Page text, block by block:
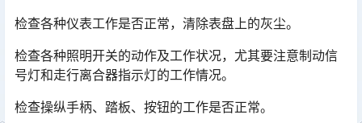
检查各种仪表工作是否正常，清除表盘上的灰尘。
检查各种照明开关的动作及工作状况，尤其要注意制动信
号灯和走行离合器指示灯的工作情况。
检查操纵手柄、踏板、按钮的工作是否正常。